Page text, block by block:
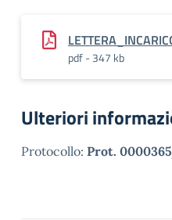
pdf - 347 kb
Ulteriori
Protocollo: Prot.